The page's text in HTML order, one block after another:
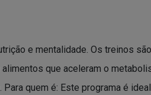
e mentalidade. Os treinos
que aceleram o
quem é: Este programa é